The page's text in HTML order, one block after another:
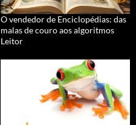
O vendedor de Enciclopédias: das
malas de couro aos algoritmos
Leitor